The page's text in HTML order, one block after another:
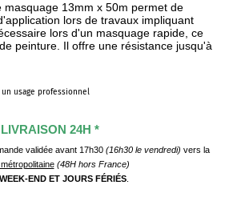
masquage 13mm x 50m permet de
lors de travaux impliquant
lors d'un masquage rapide, ce
peinture. Il offre une résistance jusqu'à
usage professionnel
LIVRAISON 24H *
validée avant 17h30 (16h30 le vendredi) vers la
(48H hors France)
END ET JOURS FÉRIÉS.